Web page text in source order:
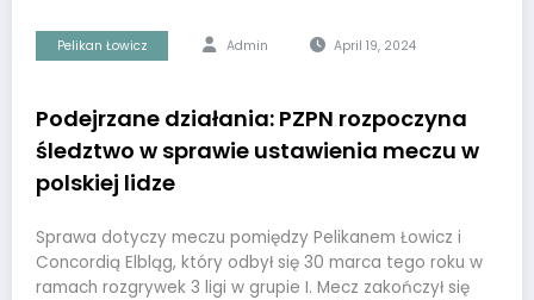
Pelikan Łowicz Admin April 19, 2024
Podejrzane działania: PZPN rozpoczyna
śledztwo w sprawie ustawienia meczu w
polskiej lidze
Sprawa dotyczy meczu pomiędzy Pelikanem Łowicz i
Concordią Elbląg, który odbył się 30 marca tego roku w
ramach rozgrywek 3 ligi w grupie I. Mecz zakończył się